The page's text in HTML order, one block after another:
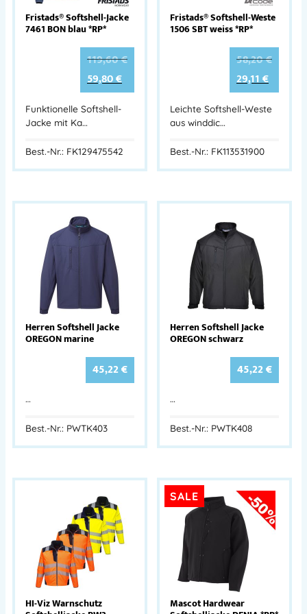
Fristads® Softshell-Jacke
7461 BON blau *RP*
119,60€
59,80€
Funktionelle Softshell-
Jacke mit Ka…
Best.-Nr.: FK129475542
Fristads® Softshell-Weste
1506 SBT weiss *RP*
58,20€
29,11€
Leichte Softshell-Weste
aus winddic…
Best.-Nr.: FK113531900
Herren Softshell Jacke
OREGON marine
45,22€
…
Best.-Nr.: PWTK403
Herren Softshell Jacke
OREGON schwarz
45,22€
…
Best.-Nr.: PWTK408
HI-Viz Warnschutz
SALE
Mascot Hardwear